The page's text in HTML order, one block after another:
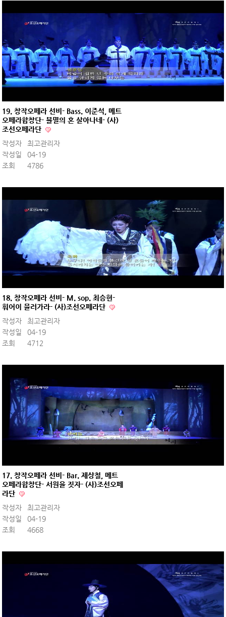
19. 창작오페라 선비- Bass. 이준석, 메트
오페라합창단- 불멸의 혼 살아나네- (사)
조선오페라단
작성자
최고관리자
작성일
04-19
조회
4786
18. 창작오페라 선비- M. sop. 최승현-
훠어이 물러가라- (사)조선오페라단
작성자
최고관리자
작성일
04-19
조회
4712
17. 창작오페라 선비- Bar. 제상철, 메트
오페라합창단- 서원을 짓자- (사)조선오페
라단
작성자
최고관리자
작성일
04-19
조회
4668